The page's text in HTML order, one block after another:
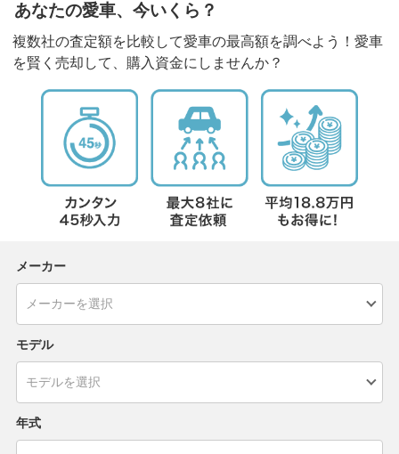
あなたの愛車、今いくら？
複数社の査定額を比較して愛車の最高額を調べよう！愛車
を賢く売却して、購入資金にしませんか？
メーカー
モデル
年式